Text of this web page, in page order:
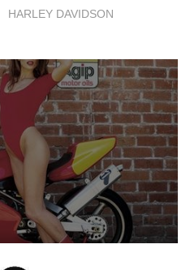
HARLEY DAVIDSON